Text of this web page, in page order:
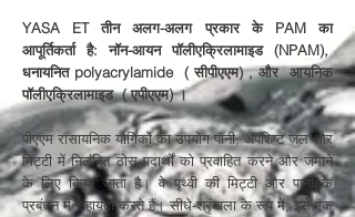
YASA ET तीन अलग-अलग प्रकार के PAM का
आपूर्तिकर्ता है: नॉन-आयन पॉलीएक्रिलामाइड (NPAM),
धनायनित polyacrylamide
(सीपीएएम), और
आयनिक
पॉलीएक्रिलामाइड (एपीएएम)।
पीएएम रासायनिक यौगिकों का उपयोग पानी, अपशिष्ट जल और
मिट्टी में निलंबित ठोस पदार्थों को प्रवाहित करने और जमाने
के लिए किया जाता है। वे पृथ्वी की मिट्टी और पानी के
प्रबंधन में सहायता करते हैं। सीधे-श्रृंखला के रूप में, इसे एक